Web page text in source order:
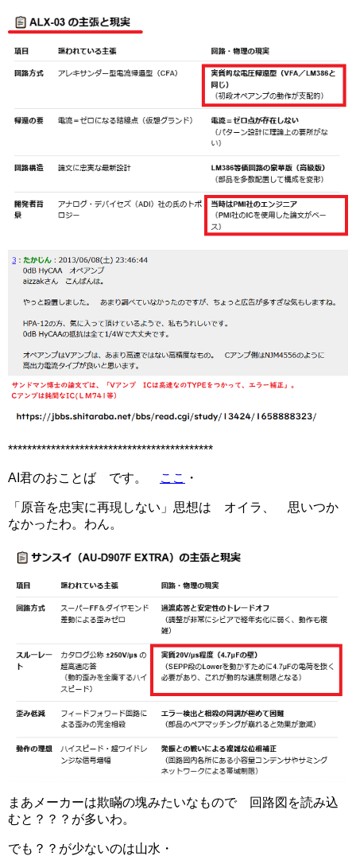
*******************************************
AI君のおことば です。 ここ ・
「原音を忠実に再現しない」思想は オイラ、 思いつか
なかったわ。わん。
まあメーカーは欺瞞の塊みたいなもので 回路図を読み込
むと？？？が多いわ。
でも？？が少ないのは山水・